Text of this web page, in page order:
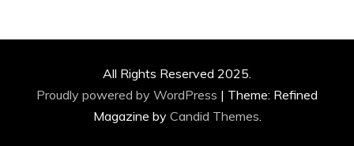
All Rights Reserved 2025.
Proudly powered by WordPress | Theme: Refined
Magazine by Candid Themes